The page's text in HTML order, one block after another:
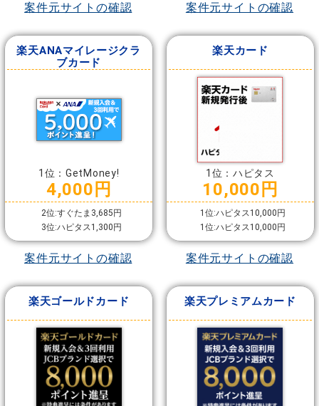
案件元サイトの確認 案件元サイトの確認
楽天ANAマイレージクラ
ブカード
1位：GetMoney!
4,000円
2位:すぐたま3,685円
3位:ハピタス1,300円
案件元サイトの確認
楽天カード
1位：ハピタス
10,000円
1位:ハピタス10,000円
1位:ハピタス10,000円
案件元サイトの確認
楽天ゴールドカード 楽天プレミアムカード